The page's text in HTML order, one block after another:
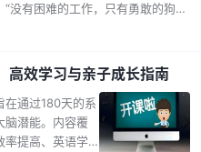
没有困难的工作，只有勇敢的狗
遇到困难时，汪汪队总是第一时
的救援技术、无畏的勇气和无间
机。 内容特色： 完整第一辑219
等100个完整故事，每个故事分为
多人广播剧形式：采用角色扮演和
高效学习与亲子成长指南
在通过180天的系
脑潜能。内容覆
率提高、英语学